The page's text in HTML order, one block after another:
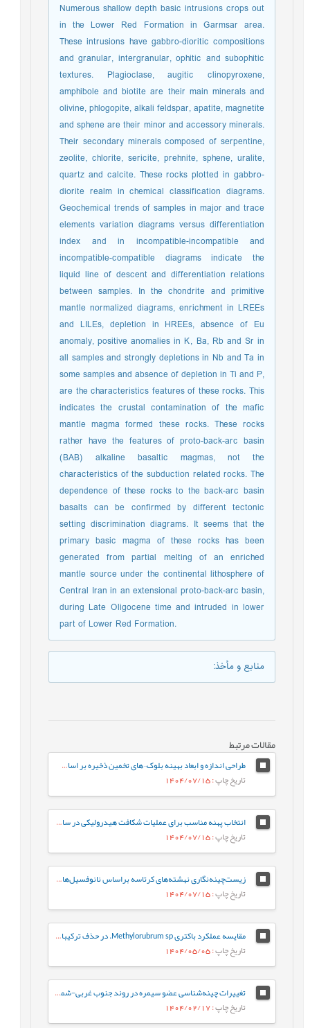
Numerous shallow depth basic intrusions crops out
in the Lower Red Formation in Garmsar area.
These intrusions have gabbro-dioritic compositions
and granular, intergranular, ophitic and subophitic
textures. Plagioclase, augitic clinopyroxene,
amphibole and biotite are their main minerals and
olivine, phlogopite, alkali feldspar, apatite, magnetite
and sphene are their minor and accessory minerals.
Their secondary minerals composed of serpentine,
zeolite, chlorite, sericite, prehnite, sphene, uralite,
quartz and calcite. These rocks plotted in gabbro-
diorite realm in chemical classification diagrams.
Geochemical trends of samples in major and trace
elements variation diagrams versus differentiation
index and in incompatible-incompatible and
incompatible-compatible diagrams indicate the
liquid line of descent and differentiation relations
between samples. In the chondrite and primitive
mantle normalized diagrams, enrichment in LREEs
and LILEs, depletion in HREEs, absence of Eu
anomaly, positive anomalies in K, Ba, Rb and Sr in
all samples and strongly depletions in Nb and Ta in
some samples and absence of depletion in Ti and P,
are the characteristics features of these rocks. This
indicates the crustal contamination of the mafic
mantle magma formed these rocks. These rocks
rather have the features of proto-back-arc basin
(BAB) alkaline basaltic magmas, not the
characteristics of the subduction related rocks. The
dependence of these rocks to the back-arc basin
basalts can be confirmed by different tectonic
setting discrimination diagrams. It seems that the
primary basic magma of these rocks has been
generated from partial melting of an enriched
mantle source under the continental lithosphere of
Central Iran in an extensional proto-back-arc basin,
during Late Oligocene time and intruded in lower
part of Lower Red Formation.
منابع و مأخذ:
مقالات مرتبط
طراحی اندازه و ابعاد بهینه بلوک¬های تخمین ذخیره بر اساس معیارهای مختلف (مورد مطالعه: کانسار طلای زرزیمای موچش)
تاریخ چاپ: 1404/07/15
انتخاب پهنه مناسب برای عملیات شکافت هیدرولیکی در سازندهای ایلام و سروک در یکی از چاه-های نفتی میادین جنوب غربی ایران
تاریخ چاپ: 1404/07/15
زیست‌چینه‌نگاری نهشته‌های کرتاسه براساس نانوفسیل‌های آهکی در برش کوهبنان (شمال غرب کرمان، حوضه رسوبی ایران مرکزی)
تاریخ چاپ: 1404/07/15
مقایسه عملکرد باکتری Methylorubrum sp. در حذف ترکیبات نفت خام به‌صورت آزاد و تثبیت‌شده: رویکردی بر پایه فعالیت آنزیم‌های کلیدی
تاریخ چاپ: 1404/05/05
تغییرات چینه‌شناسی عضو سیمره در روند جنوب غربی-شمال شرقی زیرزون ساختاری لرستان، حوضه زاگرس
تاریخ چاپ: 1404/02/17